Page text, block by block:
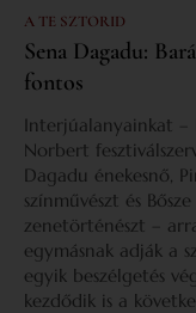
A TE SZTORID
Sena Dagadu:
fontos
Interjúalanyainkat –
Norbert
Dagadu énekesnő,
színművészt és
zenetörténészt –
egymásnak adják a
egyik beszélgetés
kezdődik is a